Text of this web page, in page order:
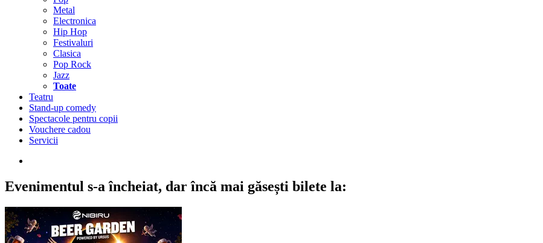
Metal
Electronica
Hip Hop
Festivaluri
Clasica
Pop Rock
Jazz
Toate
Teatru
Stand-up comedy
Spectacole pentru copii
Vouchere cadou
Servicii
Evenimentul s-a încheiat, dar încă mai găsești bilete la: